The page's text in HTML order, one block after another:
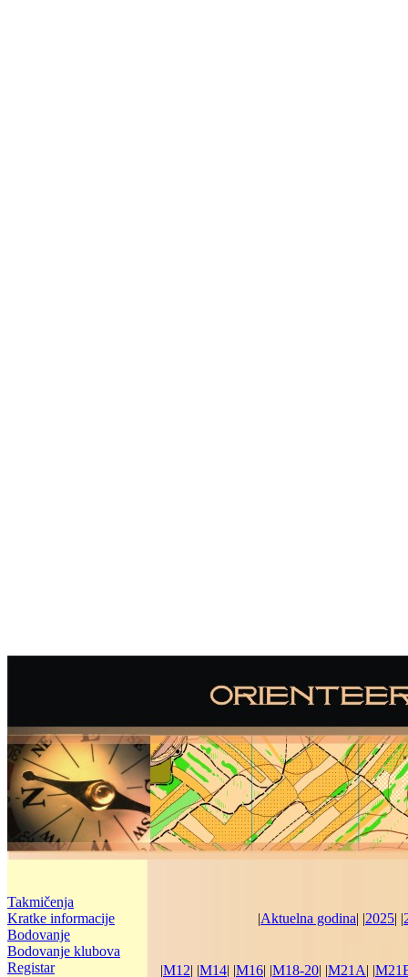
Takmičenja
Kratke informacije
Bodovanje
Bodovanje klubova
Registar
|Aktuelna godina| |2025| |
|M12| |M14| |M16| |M18-20| |M21A| |